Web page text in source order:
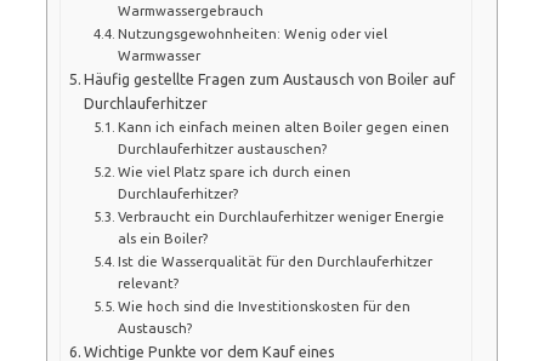
Warmwassergebrauch
Nutzungsgewohnheiten: Wenig oder viel
Warmwasser
Häufig gestellte Fragen zum Austausch von Boiler auf
Durchlauferhitzer
Kann ich einfach meinen alten Boiler gegen einen
Durchlauferhitzer austauschen?
Wie viel Platz spare ich durch einen
Durchlauferhitzer?
Verbraucht ein Durchlauferhitzer weniger Energie
als ein Boiler?
Ist die Wasserqualität für den Durchlauferhitzer
relevant?
Wie hoch sind die Investitionskosten für den
Austausch?
Wichtige Punkte vor dem Kauf eines